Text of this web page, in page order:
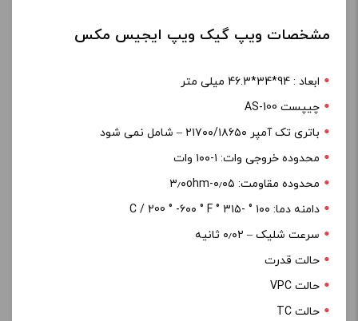
مشخصات ویپ گیک ویپ ایجیس مکس
ابعاد : 94*34*46.3 میلی متر
چیپست AS-100
باتری تک آمپر ۲۱۷۰۰/۱۸۶۵۰ – شامل نمی شود
محدوده خروجی وات: ۱-۱۰۰ وات
محدوده مقاومت: ۰٫۰۵-۳٫۰ohm
دامنه دما: ۱۰۰ ° -۳۱۵ ° C / 200 ° -۶۰۰ ° F
سرعت شلیک – ۰٫۰۲ ثانیه
حالت قدرت
حالت VPC
حالت TC